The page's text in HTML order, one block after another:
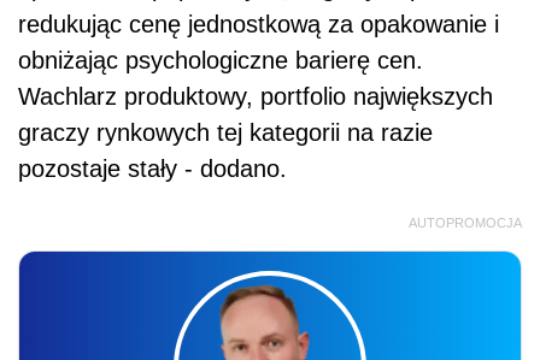
redukując cenę jednostkową za opakowanie i
obniżając psychologiczne barierę cen.
Wachlarz produktowy, portfolio największych
graczy rynkowych tej kategorii na razie
pozostaje stały - dodano.
AUTOPROMOCJA